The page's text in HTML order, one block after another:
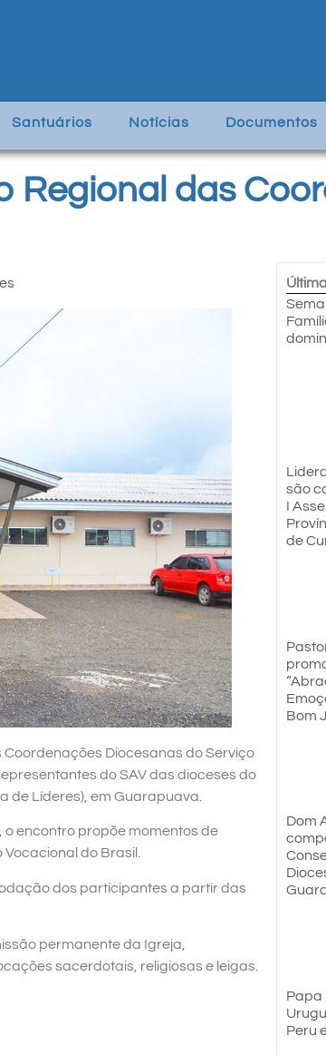
Santuários Notícias Documentos
Regional das
Diocesanas do Serviço
do SAV das dioceses do
de Líderes), em Guarapuava.
encontro propõe momentos de
do Brasil.
dos participantes a partir das
permanente da Igreja,
sacerdotais, religiosas e leigas.
são
I
de
Bom
Dom
Papa
Peru